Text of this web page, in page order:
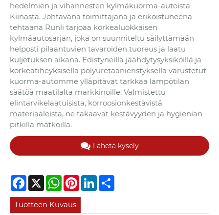
hedelmien ja vihannesten kylmäkuorma-autoista
Kiinasta. Johtavana toimittajana ja erikoistuneena
tehtaana Runli tarjoaa korkealuokkaisen
kylmäautosarjan, joka on suunniteltu säilyttämään
helposti pilaantuvien tavaroiden tuoreus ja laatu
kuljetuksen aikana. Edistyneillä jäähdytysyksiköillä ja
korkeatiheyksisellä polyuretaanieristyksellä varustetut
kuorma-automme ylläpitävät tarkkaa lämpötilan
säätöä maatilalta markkinoille. Valmistettu
elintarvikelaatuisista, korroosionkestävistä
materiaaleista, ne takaavat kestävyyden ja hygienian
pitkillä matkoilla.
Lähetä kysely
Facebook
X WhatsApp
PinterestLinkedIn
Tuotteen Kuvaus